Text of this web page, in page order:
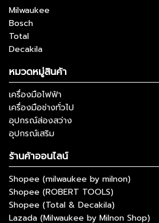
Milwaukee
Bosch
Total
Decakila
หมวดหมู่สินค้า
เครื่องมือไฟฟ้า
เครื่องมือช่างทั่วไป
อุปกรณ์ส่องสว่าง
อุปกรณ์เสริม
ร้านค้าออนไลน์
Shopee (milwaukee by milnon)
Shopee (ROBERT TOOLS)
Shopee (Total & Decakila)
Lazada (Milwaukee by Milnon Shop)